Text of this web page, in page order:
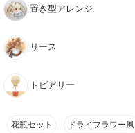
置き型アレンジ
リース
トピアリー
花瓶セット ドライフラワー風